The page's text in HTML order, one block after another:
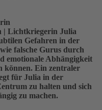
| Lichtkriegerin Julia
Gefahren in der
falsche Gurus durch
emotionale Abhängigkeit
können. Ein zentraler
für Julia in der
zu halten und sich
zu machen.